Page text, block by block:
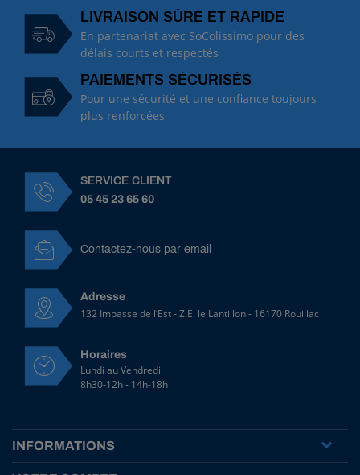
LIVRAISON SÛRE ET RAPIDE
En partenariat avec SoColissimo pour des
délais courts et respectés
PAIEMENTS SÉCURISÉS
Pour une sécurité et une confiance toujours
plus renforcées
SERVICE CLIENT
05 45 23 65 60
Contactez-nous par email
Adresse
132 Impasse de l’Est - Z.E. le Lantillon - 16170 Rouillac
Horaires
Lundi au Vendredi
8h30-12h - 14h-18h
INFORMATIONS